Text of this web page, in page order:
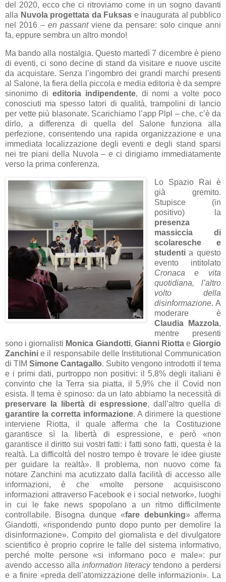
del 2020, ecco che ci ritroviamo come in un sogno davanti
alla Nuvola progettata da Fuksas e inaugurata al pubblico
nel 2016 – en passantviene da pensare: solo cinque anni
fa, eppure sembra un altro mondo!
Ma bando alla nostalgia. Questo martedì 7 dicembre è pieno
di eventi, ci sono decine di stand da visitare e nuove uscite
da acquistare. Senza l’ingombro dei grandi marchi presenti
al Salone, la fiera della piccola e media editoria è da sempre
sinonimo di editoria indipendente, di nomi a volte poco
conosciuti ma spesso latori di qualità, trampolini di lancio
per vette più blasonate. Scarichiamo l’app Plpl – che, c’è da
dirlo, a differenza di quella del Salone funziona alla
perfezione, consentendo una rapida organizzazione e una
immediata localizzazione degli eventi e degli stand sparsi
nei tre piani della Nuvola – e ci dirigiamo immediatamente
verso la prima conferenza.
Lo Spazio Rai è
già gremito.
Stupisce (in
positivo) la
presenza
massiccia di
scolaresche e
studentia questo
evento intitolato
Cronaca e vita
quotidiana, l’altro
volto della
disinformazione. A
moderare è
Claudia Mazzola,
mentre presenti
sono i giornalisti Monica Giandotti, Gianni Riotta e Giorgio
Zanchinie il responsabile delle Institutional Communication
di TIM Simone Cantagallo. Subito vengono introdotti il tema
e i primi dati, purtroppo non positivi: il 5,8% degli italiani è
convinto che la Terra sia piatta, il 5,9% che il Covid non
esista. Il tema è spinoso: da un lato abbiamo la necessità di
preservare la libertà di espressione, dall’altro quella di
garantire la corretta informazione. A dirimere la questione
interviene Riotta, il quale afferma che la Costituzione
garantisce sì la libertà di espressione, e però «non
garantisce il diritto sui vostri fatti: i fatti sono fatti, questa è la
realtà. La difficoltà del nostro tempo è trovare le idee giuste
per guidare la realtà». Il problema, non nuovo come fa
notare Zanchini ma acutizzato dalla facilità di accesso alle
informazioni, è che «molte persone acquisiscono
informazioni attraverso Facebook e i social network», luoghi
in cui le fake news spopolano a un ritmo difficilmente
controllabile. Bisogna dunque «fare debunking» afferma
Giandotti, «rispondendo punto dopo punto per demolire la
disinformazione». Compito del giornalista e del divulgatore
scientifico è proprio coprire le falle del sistema informativo,
perché molte persone «si informano poco e male»: pur
avendo accesso alla information literacytendono a perdersi
e a finire «preda dell’atomizzazione delle informazioni». La